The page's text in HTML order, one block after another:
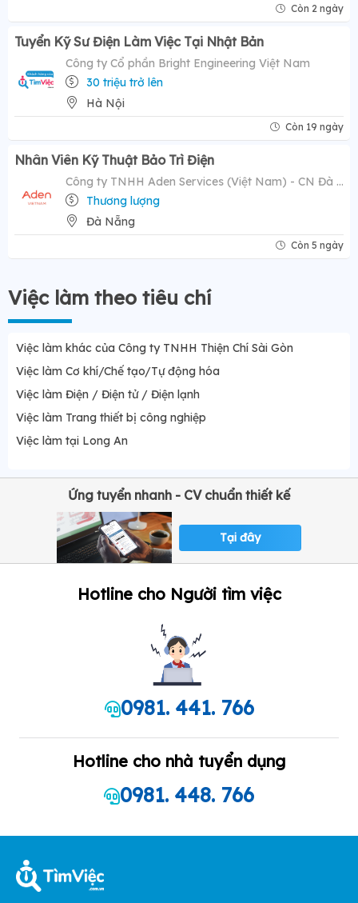
Còn 2 ngày
Tuyển Kỹ Sư Điện Làm Việc Tại Nhật Bản
Công ty Cổ phần Bright Engineering Việt Nam
30 triệu trở lên
Hà Nội
Còn 19 ngày
Nhân Viên Kỹ Thuật Bảo Trì Điện
Công ty TNHH Aden Services (Việt Nam) - CN Đà Nẵng
Thương lượng
Đà Nẵng
Còn 5 ngày
Việc làm theo tiêu chí
Việc làm khác của Công ty TNHH Thiện Chí Sài Gòn
Việc làm Cơ khí/Chế tạo/Tự động hóa
Việc làm Điện / Điện tử / Điện lạnh
Việc làm Trang thiết bị công nghiệp
Việc làm tại Long An
Ứng tuyển nhanh - CV chuẩn thiết kế
Tại đây
Hotline cho Người tìm việc
0981. 441. 766
Hotline cho nhà tuyển dụng
0981. 448. 766